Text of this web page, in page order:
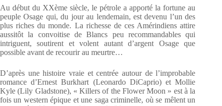
Au début du XXème siècle, le pétrole a apporté la fortune au
peuple Osage qui, du jour au lendemain, est devenu l’un des
plus riches du monde. La richesse de ces Amérindiens attire
aussitôt la convoitise de Blancs peu recommandables qui
intriguent, soutirent et volent autant d’argent Osage que
possible avant de recourir au meurtre…
D’après une histoire vraie et centrée autour de l’improbable
romance d’Ernest Burkhart (Leonardo DiCaprio) et Mollie
Kyle (Lily Gladstone), « Killers of the Flower Moon » est à la
fois un western épique et une saga criminelle, où se mêlent un